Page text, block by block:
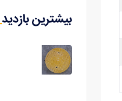
بیشترین بازدید